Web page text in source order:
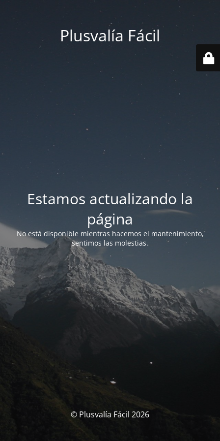
Plusvalía Fácil
Estamos actualizando la
página
No está disponible mientras hacemos el mantenimiento,
sentimos las molestias.
© Plusvalía Fácil 2026